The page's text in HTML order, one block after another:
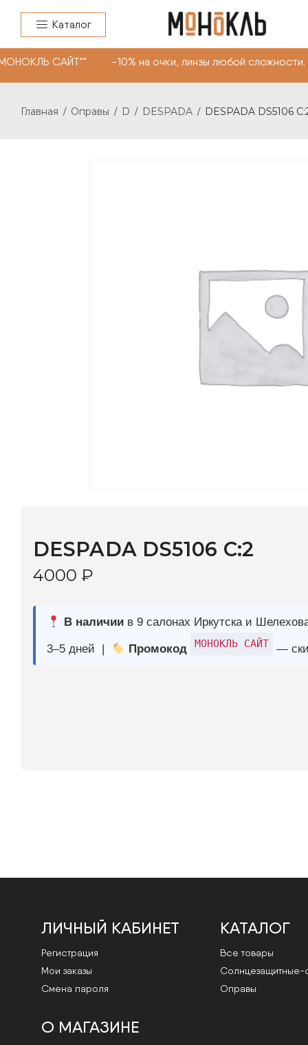
Каталог
САЙТ"" -10% на очки, линзы любой
Главная / Оправы / D / DESPADA / DESPADA DS5106
3–5 дней | Промокод — скидка 10%
ЛИЧНЫЙ КАБИНЕТ
Регистрация
Мои заказы
Смена пароля
КАТАЛОГ
Все товары
Cолнцезащитные-
Оправы
О МАГАЗИНЕ